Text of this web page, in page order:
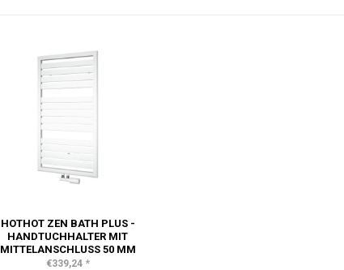
HOTHOT ZEN BATH PLUS -
HANDTUCHHALTER MIT
MITTELANSCHLUSS 50 MM
€339,24 *